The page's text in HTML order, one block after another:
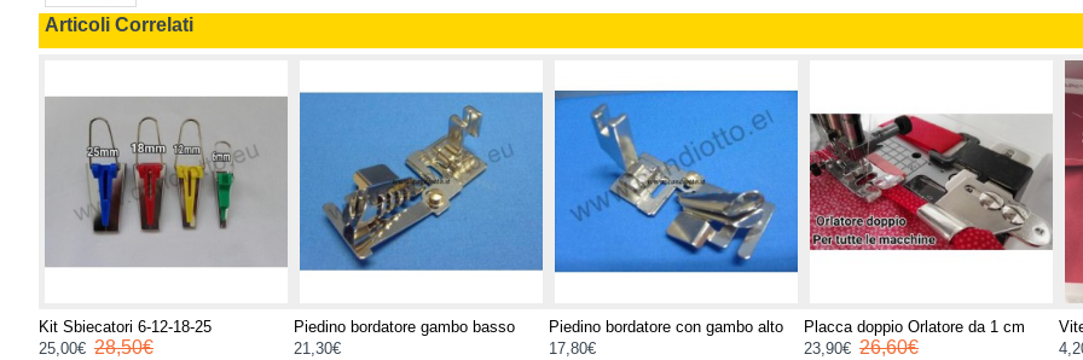
Articoli Correlati
Kit Sbiecatori 6-12-18-25
25,00€ 28,50€
Piedino bordatore gambo basso
21,30€
Piedino bordatore con gambo alto
17,80€
Placca doppio Orlatore da 1 cm
23,90€ 26,60€